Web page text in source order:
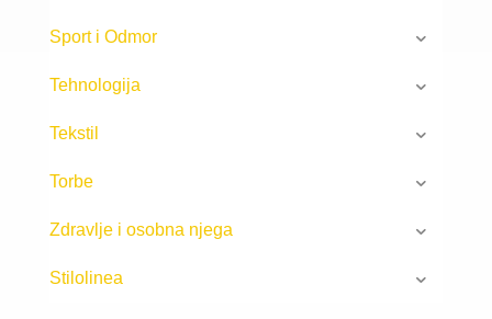
Sport i Odmor
Tehnologija
Tekstil
Torbe
Zdravlje i osobna njega
Stilolinea